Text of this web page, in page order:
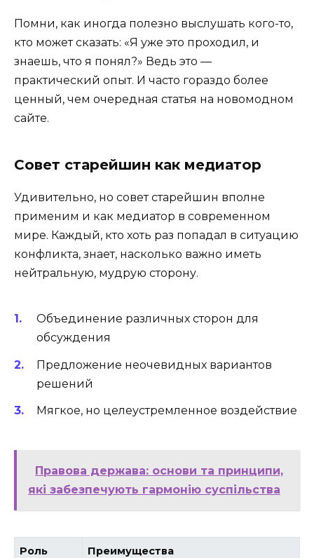
Помни, как иногда полезно выслушать кого-то,
кто может сказать: «Я уже это проходил, и
знаешь, что я понял?» Ведь это —
практический опыт. И часто гораздо более
ценный, чем очередная статья на новомодном
сайте.
Совет старейшин как медиатор
Удивительно, но совет старейшин вполне
применим и как медиатор в современном
мире. Каждый, кто хоть раз попадал в ситуацию
конфликта, знает, насколько важно иметь
нейтральную, мудрую сторону.
Объединение различных сторон для
обсуждения
Предложение неочевидных вариантов
решений
Мягкое, но целеустремленное воздействие
Правова держава: основи та принципи,
які забезпечують гармонію суспільства
Роль Преимущества